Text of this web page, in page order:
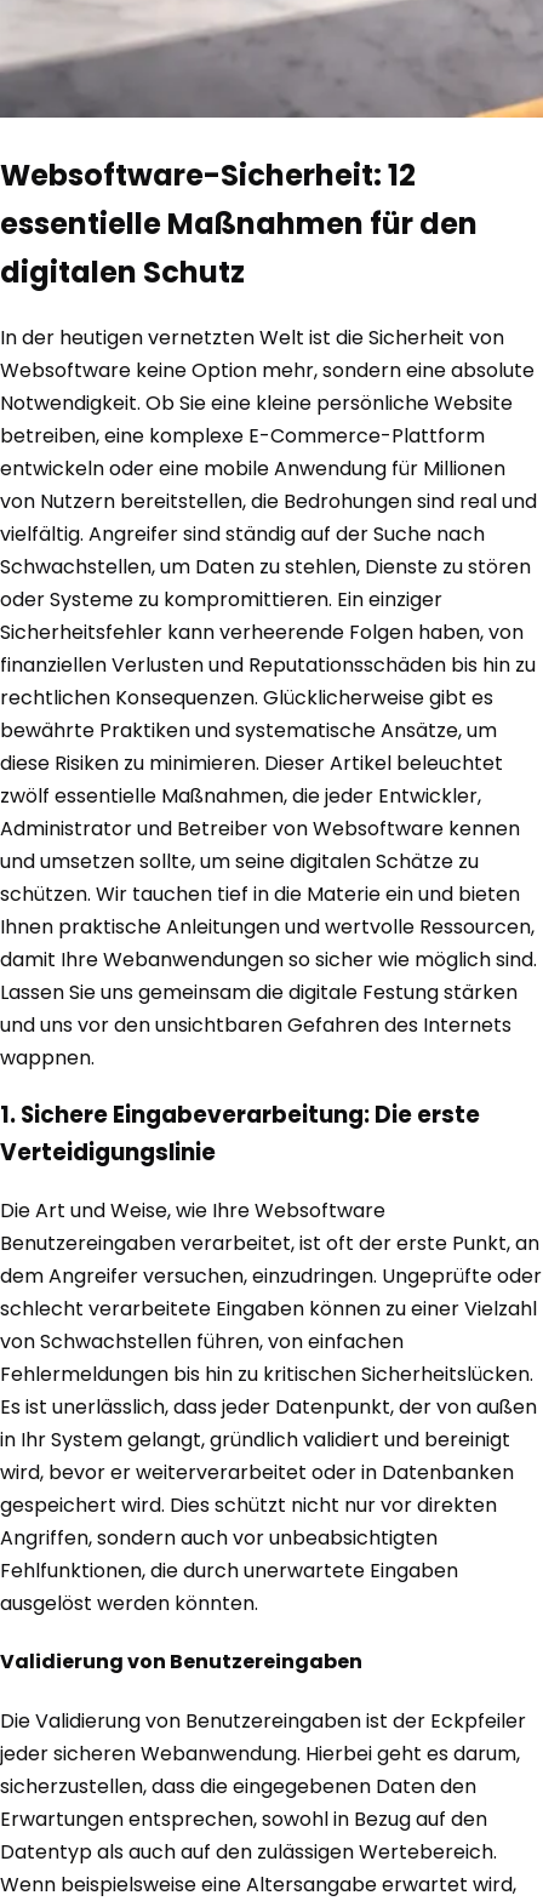
Websoftware-Sicherheit: 12
essentielle Maßnahmen für den
digitalen Schutz
In der heutigen vernetzten Welt ist die Sicherheit von
Websoftware keine Option mehr, sondern eine absolute
Notwendigkeit. Ob Sie eine kleine persönliche Website
betreiben, eine komplexe E-Commerce-Plattform
entwickeln oder eine mobile Anwendung für Millionen
von Nutzern bereitstellen, die Bedrohungen sind real und
vielfältig. Angreifer sind ständig auf der Suche nach
Schwachstellen, um Daten zu stehlen, Dienste zu stören
oder Systeme zu kompromittieren. Ein einziger
Sicherheitsfehler kann verheerende Folgen haben, von
finanziellen Verlusten und Reputationsschäden bis hin zu
rechtlichen Konsequenzen. Glücklicherweise gibt es
bewährte Praktiken und systematische Ansätze, um
diese Risiken zu minimieren. Dieser Artikel beleuchtet
zwölf essentielle Maßnahmen, die jeder Entwickler,
Administrator und Betreiber von Websoftware kennen
und umsetzen sollte, um seine digitalen Schätze zu
schützen. Wir tauchen tief in die Materie ein und bieten
Ihnen praktische Anleitungen und wertvolle Ressourcen,
damit Ihre Webanwendungen so sicher wie möglich sind.
Lassen Sie uns gemeinsam die digitale Festung stärken
und uns vor den unsichtbaren Gefahren des Internets
wappnen.
1. Sichere Eingabeverarbeitung: Die erste
Verteidigungslinie
Die Art und Weise, wie Ihre Websoftware
Benutzereingaben verarbeitet, ist oft der erste Punkt, an
dem Angreifer versuchen, einzudringen. Ungeprüfte oder
schlecht verarbeitete Eingaben können zu einer Vielzahl
von Schwachstellen führen, von einfachen
Fehlermeldungen bis hin zu kritischen Sicherheitslücken.
Es ist unerlässlich, dass jeder Datenpunkt, der von außen
in Ihr System gelangt, gründlich validiert und bereinigt
wird, bevor er weiterverarbeitet oder in Datenbanken
gespeichert wird. Dies schützt nicht nur vor direkten
Angriffen, sondern auch vor unbeabsichtigten
Fehlfunktionen, die durch unerwartete Eingaben
ausgelöst werden könnten.
Validierung von Benutzereingaben
Die Validierung von Benutzereingaben ist der Eckpfeiler
jeder sicheren Webanwendung. Hierbei geht es darum,
sicherzustellen, dass die eingegebenen Daten den
Erwartungen entsprechen, sowohl in Bezug auf den
Datentyp als auch auf den zulässigen Wertebereich.
Wenn beispielsweise eine Altersangabe erwartet wird,